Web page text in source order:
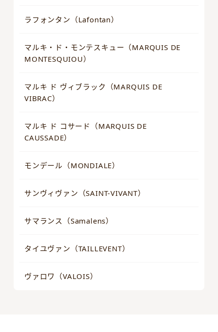
ラフォンタン（Lafontan）
マルキ・ド・モンテスキュー（MARQUIS DE
MONTESQUIOU）
マルキ ド ヴィブラック（MARQUIS DE
VIBRAC）
マルキ ド コサード（MARQUIS DE
CAUSSADE）
モンデール（MONDIALE）
サンヴィヴァン（SAINT-VIVANT）
サマランス（Samalens）
タイユヴァン（TAILLEVENT）
ヴァロワ（VALOIS）